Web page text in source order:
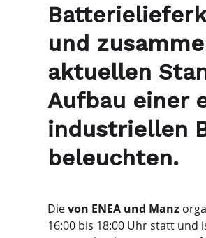
und
aktuellen
Aufbau einer
industriellen
beleuchten.
Dievon ENEA und Manz
16:00 bis 18:00 Uhr statt und